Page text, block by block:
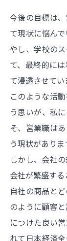
今後の目標は
て現状に悩ん
やし、学校の
て、最終的に
て浸透させてい
このような活
う思いが、私
そ、営業職は
う現状がありま
しかし、会社
会社が繁盛する
自社の商品と
のように顧客
につけた良い
れて日本経済